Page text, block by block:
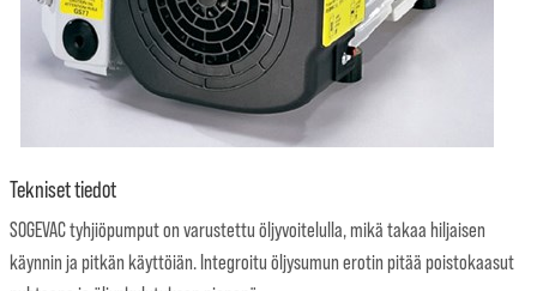
Tekniset tiedot
SOGEVAC tyhjiöpumput on varustettu öljyvoitelulla, mikä takaa hiljaisen
käynnin ja pitkän käyttöiän. Integroitu öljysumun erotin pitää poistokaasut